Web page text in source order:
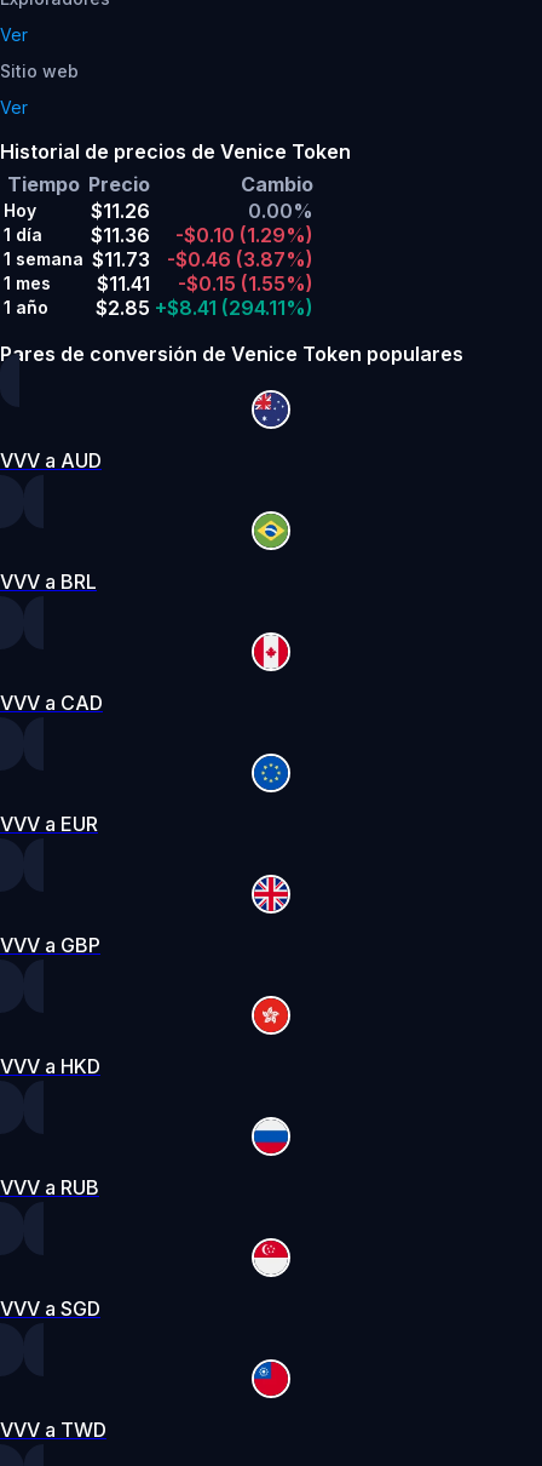
Ver
Sitio web
Ver
Historial de precios de Venice Token
Tiempo Precio Cambio
Hoy $11.26 0.00%
1 día $11.36 -$0.10 (1.29%)
1 semana $11.73 -$0.46 (3.87%)
1 mes $11.41 -$0.15 (1.55%)
1 año $2.85 +$8.41 (294.11%)
Pares de conversión de Venice Token populares
VVV a AUD
VVV a BRL
VVV a CAD
VVV a EUR
VVV a GBP
VVV a HKD
VVV a RUB
VVV a SGD
VVV a TWD